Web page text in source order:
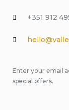
+351 912
Enter your email
special offers.